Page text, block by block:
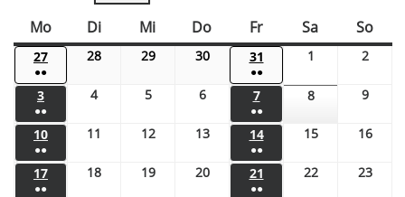
Mo
Di Mi Do Fr Sa So
27
●●
28 29 30 31
●●
1 2
3
●●
4 5 6 7
●●
8 9
10
●●
11 12 13 14
●●
15 16
17
●●
18 19 20 21
●●
22 23